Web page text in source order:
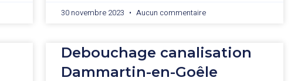
30 novembre 2023 Aucun commentaire
Debouchage canalisation
Dammartin-en-Goêle